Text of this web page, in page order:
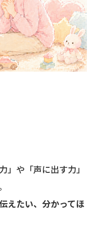
」や「声に出す力」
えたい、分かってほ